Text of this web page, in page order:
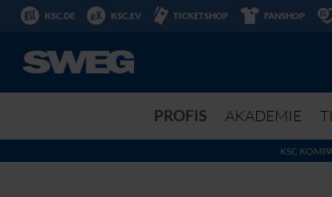
KSC.DE KSC.EV TICKETSHOP FANSHOP
PROFIS AKADEMIE
KSC